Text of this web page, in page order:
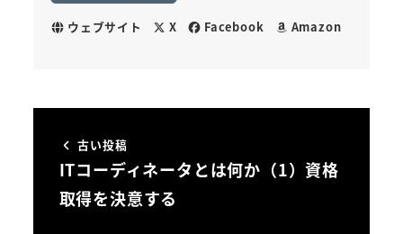
ウェブサイト X Facebook Amazon
古い投稿
ITコーディネータとは何か（1）資格
取得を決意する